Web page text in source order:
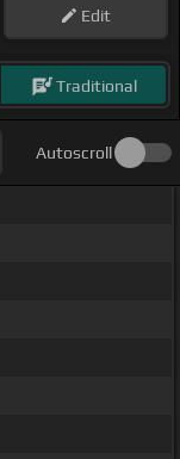
Edit
Traditional
Autoscroll